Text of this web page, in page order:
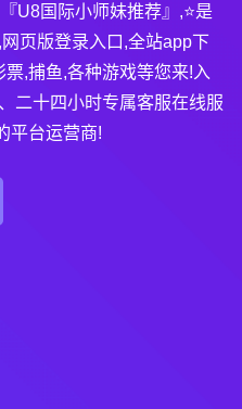
U8国际小师妹推荐』,⭐️是
页版登录入口,全站app下
,捕鱼,各种游戏等您来!入
二十四小时专属客服在线服
平台运营商!